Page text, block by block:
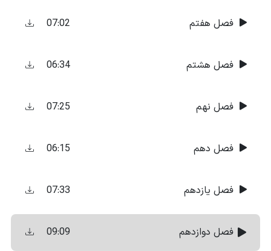
فصل هفتم 07:02
فصل هشتم 06:34
فصل نهم 07:25
فصل دهم 06:15
فصل یازدهم 07:33
فصل دوازدهم 09:09